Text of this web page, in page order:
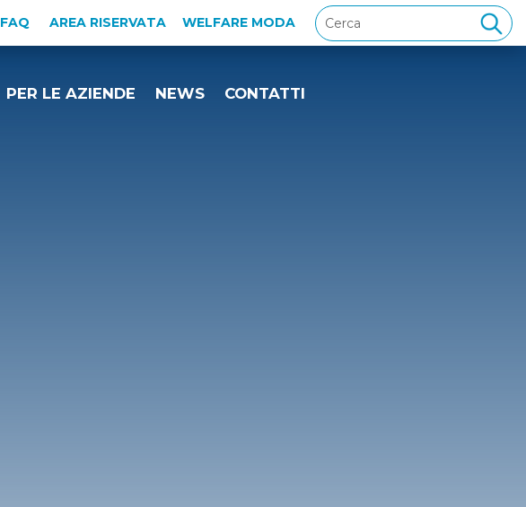
FAQ AREA RISERVATA WELFARE MODA
PER LE AZIENDE NEWS CONTATTI